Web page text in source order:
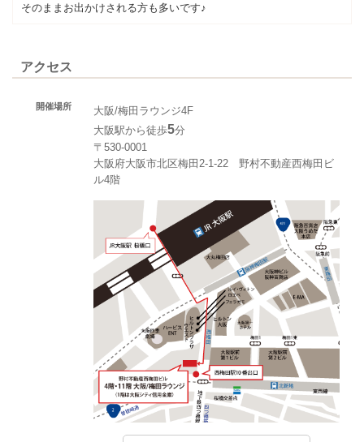
そのままお出かけされる方も多いです♪
アクセス
開催場所
大阪/梅田ラウンジ4F
大阪駅から徒歩5分
〒530-0001
大阪府大阪市北区梅田2-1-22 野村不動産西梅田ビ
ル4階